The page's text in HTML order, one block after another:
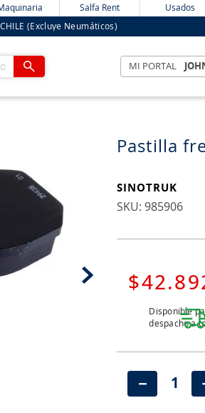
Salfa Rent Usados
(Excluye Neumáticos)
MI PORTAL
Pastilla
SINOTRUK
:985906
$42.
Disponible
despacho a
－